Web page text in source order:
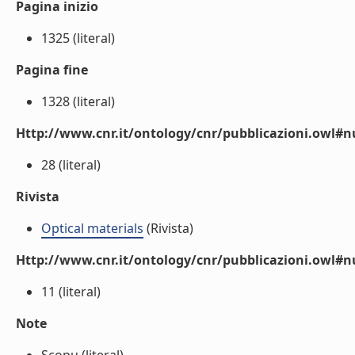
Pagina inizio
1325 (literal)
Pagina fine
1328 (literal)
Http://www.cnr.it/ontology/cnr/
28 (literal)
Rivista
Optical materials (Rivista)
Http://www.cnr.it/ontology/cnr/
11 (literal)
Note